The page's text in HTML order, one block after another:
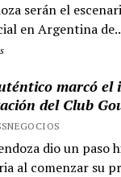
serán el
en Argentina
marcó el
del Club
dio un paso
al comenzar su